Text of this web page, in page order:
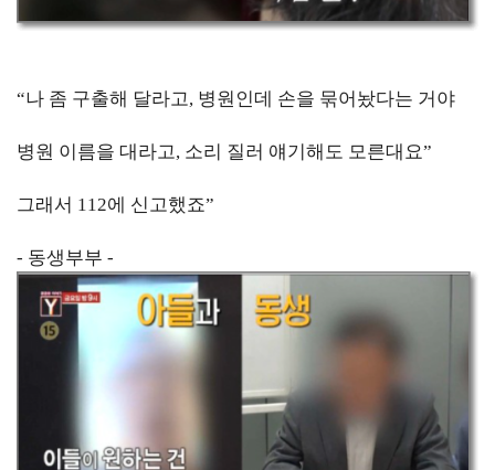
“나 좀 구출해 달라고, 병원인데 손을 묶어놨다는 거야
병원 이름을 대라고, 소리 질러 얘기해도 모른대요”
그래서 112에 신고했죠”
- 동생부부 -